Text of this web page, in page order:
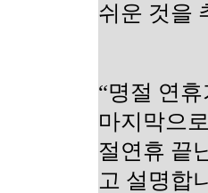
쉬운 것을
“명절 연
마지막으
절연휴 끝
고 설명합